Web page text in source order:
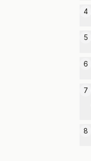
4
5
6
7
8